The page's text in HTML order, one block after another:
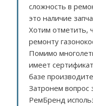
сложность в
это наличие
Хотим отметить,
ремонту
Помимо
имеет
базе
Затронем вопрос
РемБренд